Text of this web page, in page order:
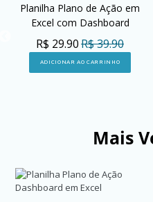
Planilha Plano de Ação em
Excel com Dashboard
R$ 29.90R$ 39.90
ADICIONAR AO CARRINHO
Mais